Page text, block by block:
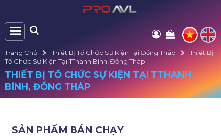
Trang Chủ Thiết Bị Tổ Chức Sự Kiện Tại Đồng Tháp
Thiết Bị
Tổ Chức Sự Kiện Tại TThanh Bình, Đồng Tháp
THIẾT BỊ TỔ CHỨC SỰ KIỆN TẠI TTHANH
BÌNH, ĐỒNG THÁP
SẢN PHẨM BÁN CHẠY